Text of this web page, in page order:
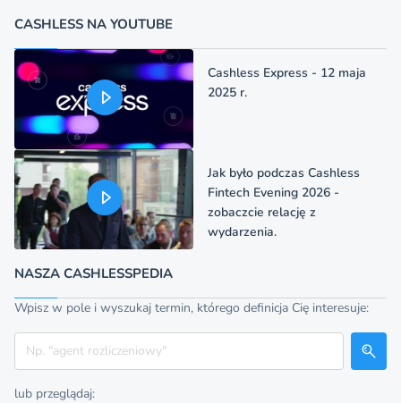
CASHLESS NA YOUTUBE
Cashless Express - 12 maja
2025 r.
Jak było podczas Cashless
Fintech Evening 2026 -
zobaczcie relację z
wydarzenia.
NASZA CASHLESSPEDIA
Wpisz w pole i wyszukaj termin, którego definicja Cię interesuje:
Szukaj
lub przeglądaj: